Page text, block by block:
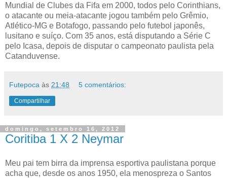
Mundial de Clubes da Fifa em 2000, todos pelo Corinthians,
o atacante ou meia-atacante jogou também pelo Grêmio,
Atlético-MG e Botafogo, passando pelo futebol japonês,
lusitano e suíço. Com 35 anos, está disputando a Série C
pelo Icasa, depois de disputar o campeonato paulista pela
Catanduvense.
Futepoca às 21:48 5 comentários:
Compartilhar
domingo, setembro 16, 2012
Coritiba 1 X 2 Neymar
Meu pai tem birra da imprensa esportiva paulistana porque
acha que, desde os anos 1950, ela menospreza o Santos